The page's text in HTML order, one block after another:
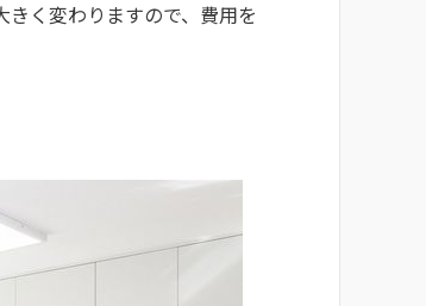
く変わりますので、費用を